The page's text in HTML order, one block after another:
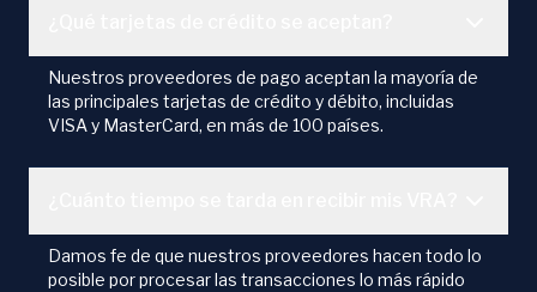
Nuestros proveedores de pago aceptan la mayoría de
las principales tarjetas de crédito y débito, incluidas
VISA y MasterCard, en más de 100 países.
Damos fe de que nuestros proveedores hacen todo lo
posible por procesar las transacciones lo más rápido